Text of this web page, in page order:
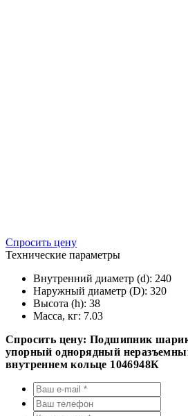
Спросить цену
Технические параметры
Внутренний диаметр (d): 240
Наружный диаметр (D): 320
Высота (h): 38
Масса, кг: 7.03
Спросить цену: Подшипник
упорный однорядный
внутреннем кольце 1046948К